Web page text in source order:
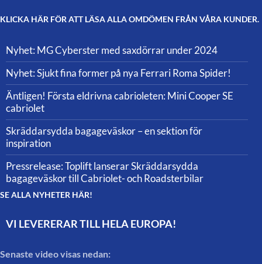
KLICKA HÄR FÖR ATT LÄSA ALLA OMDÖMEN FRÅN VÅRA KUNDER.
Nyhet: MG Cyberster med saxdörrar under 2024
Nyhet: Sjukt fina former på nya Ferrari Roma Spider!
Äntligen! Första eldrivna cabrioleten: Mini Cooper SE
cabriolet
Skräddarsydda bagageväskor – en sektion för
inspiration
Pressrelease: Toplift lanserar Skräddarsydda
bagageväskor till Cabriolet- och Roadsterbilar
SE ALLA NYHETER HÄR!
VI LEVERERAR TILL HELA EUROPA!
Senaste video visas nedan: